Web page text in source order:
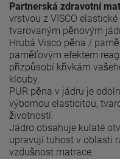
Partnerská zdravotní
vrstvou z VISCO
tvarovaným pěnovým
Hrubá Visco pěna /
paměťovým efektem
přizpůsobí křivkám
klouby.
PUR pěna v jádru je
výbornou elasticitou,
životností.
Jádro obsahuje kulaté
upravují tuhost v oblasti
vzdušnost matrace.